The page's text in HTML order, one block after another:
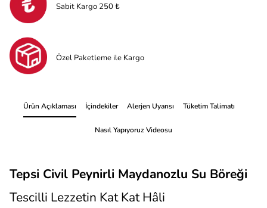
Sabit Kargo 250 ₺
Özel Paketleme ile Kargo
Ürün Açıklaması İçindekiler Alerjen Uyarısı Tüketim Talimatı
Nasıl Yapıyoruz Videosu
Tepsi Civil Peynirli Maydanozlu Su Böreği
Tescilli Lezzetin Kat Kat Hâli